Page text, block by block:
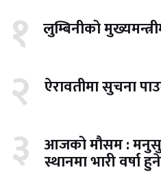
१ लुम्बिनीको
२ ऐरावतीमा सुचना
३ आजको मौसम :
स्थानमा भारी वर्षा हुने